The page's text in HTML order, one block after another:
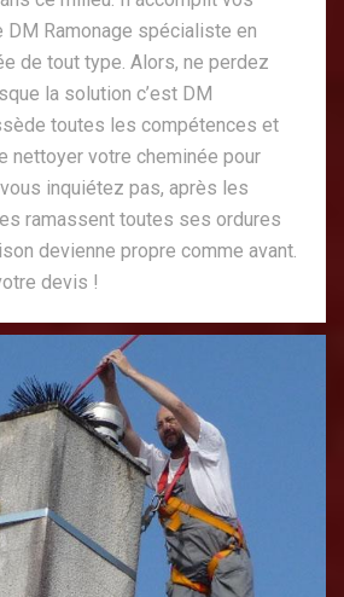
DM Ramonage spécialiste en
de tout type. Alors, ne perdez
la solution c’est DM
toutes les compétences et
nettoyer votre cheminée pour
inquiétez pas, après les
ramassent toutes ses ordures
devienne propre comme avant.
devis !